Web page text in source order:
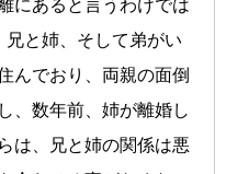
にあると言うわけでは
と姉、そして弟がい
んでおり、両親の面倒
、数年前、姉が離婚し
は、兄と姉の関係は悪